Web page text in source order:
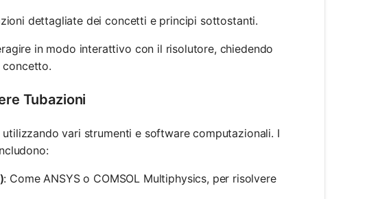
dettagliate dei concetti e principi sottostanti.
in modo interattivo con il risolutore, chiedendo
concetto.
Tubazioni
vari strumenti e software computazionali. I
: Come ANSYS o COMSOL Multiphysics, per risolvere